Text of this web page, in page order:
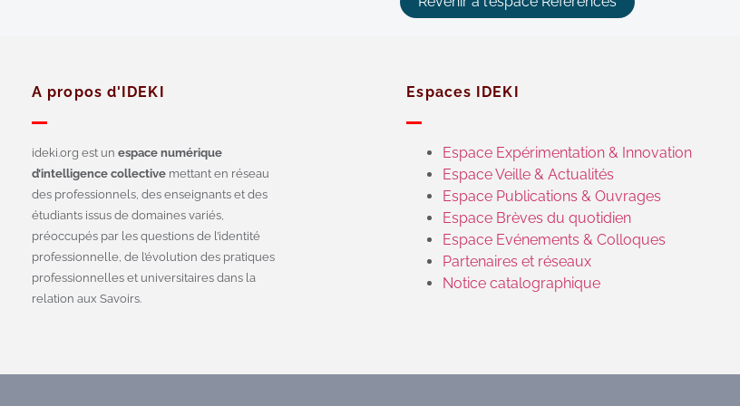
A propos d'IDEKI
ideki.org est un espace numérique
d’intelligence collective mettant en réseau
des professionnels, des enseignants et des
étudiants issus de domaines variés,
préoccupés par les questions de l’identité
professionnelle, de l’évolution des pratiques
professionnelles et universitaires dans la
relation aux Savoirs.
Espaces IDEKI
Espace Expérimentation & Innovation
Espace Veille & Actualités
Espace Publications & Ouvrages
Espace Brèves du quotidien
Espace Evénements & Colloques
Partenaires et réseaux
Notice catalographique